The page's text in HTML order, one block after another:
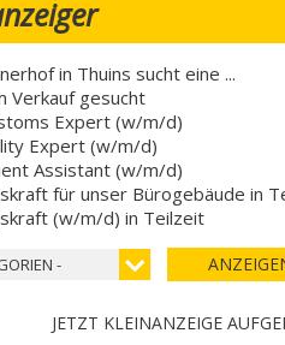
in Thuins sucht eine ...
Verkauf gesucht
Expert (w/m/d)
Expert (w/m/d)
Assistant (w/m/d)
für unser Bürogebäude in
(w/m/d) in Teilzeit
-
JETZT KLEINANZEIGE